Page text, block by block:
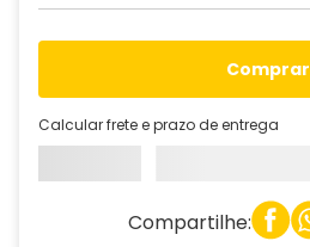
comprar
Calcular frete e prazo de entrega
Compartilhe: